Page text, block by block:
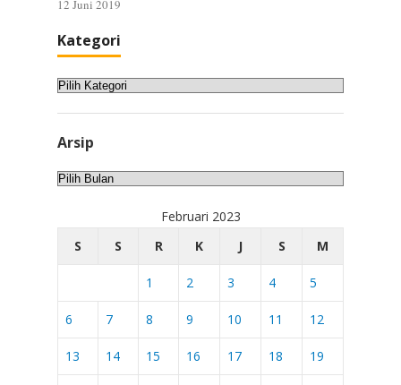
12 Juni 2019
Kategori
Kategori
Arsip
Arsip
Februari 2023
S
S R K J S M
1 2 3 4 5
6 7 8 9 10 11 12
13 14 15 16 17 18 19